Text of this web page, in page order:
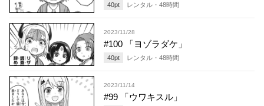
40pt レンタル・ 48時間
2023/11/28
#100 「ヨゾラダケ」
40pt レンタル・ 48時間
2023/11/14
#99 「ウワキスル」